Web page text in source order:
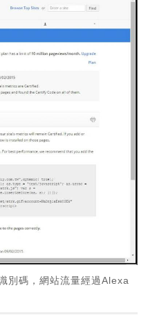
別碼，網站流量經過Alexa